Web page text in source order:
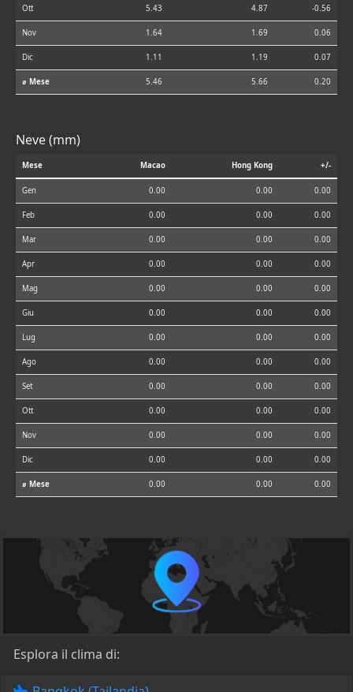
Ott 5.43 4.87 -0.56
Nov 1.64 1.69 0.06
Dic 1.11 1.19 0.07
⌀ Mese 5.46 5.66 0.20
Neve (mm)
Mese Macao Hong Kong +/-
Gen 0.00 0.00 0.00
Feb 0.00 0.00 0.00
Mar 0.00 0.00 0.00
Apr 0.00 0.00 0.00
Mag 0.00 0.00 0.00
Giu 0.00 0.00 0.00
Lug 0.00 0.00 0.00
Ago 0.00 0.00 0.00
Set 0.00 0.00 0.00
Ott 0.00 0.00 0.00
Nov 0.00 0.00 0.00
Dic 0.00 0.00 0.00
⌀ Mese 0.00 0.00 0.00
Esplora il clima di: